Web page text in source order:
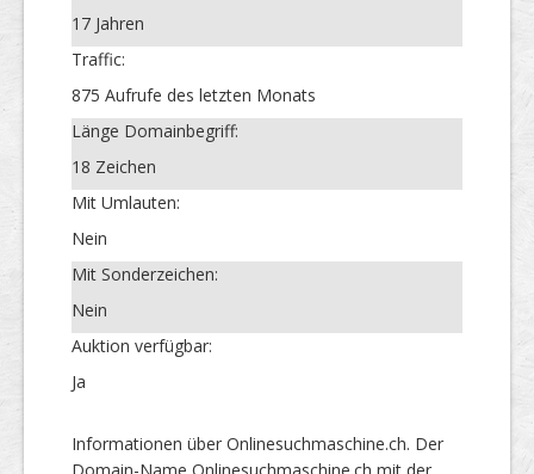
17 Jahren
Traffic:
875 Aufrufe des letzten Monats
Länge Domainbegriff:
18 Zeichen
Mit Umlauten:
Nein
Mit Sonderzeichen:
Nein
Auktion verfügbar:
Ja
Informationen über Onlinesuchmaschine.ch. Der
Domain-Name Onlinesuchmaschine.ch mit der